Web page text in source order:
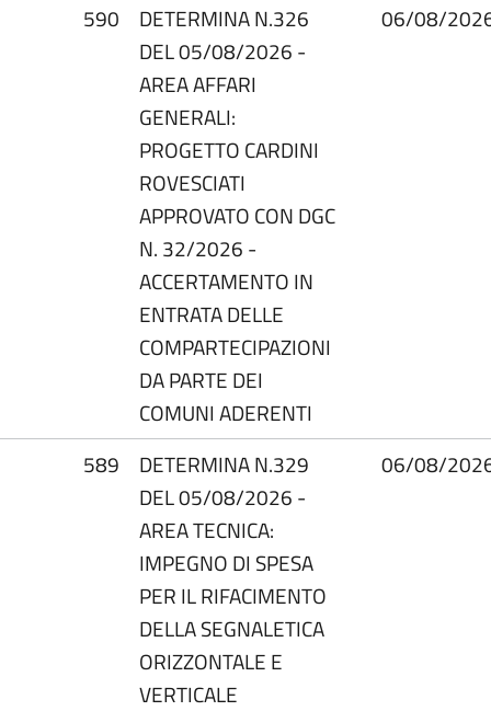
590
DETERMINA N.326
DEL 05/08/2026 -
AREA AFFARI
GENERALI:
PROGETTO CARDINI
ROVESCIATI
APPROVATO CON DGC
N. 32/2026 -
ACCERTAMENTO IN
ENTRATA DELLE
COMPARTECIPAZIONI
DA PARTE DEI
COMUNI ADERENTI
06/08/
589
DETERMINA N.329
DEL 05/08/2026 -
AREA TECNICA:
IMPEGNO DI SPESA
PER IL RIFACIMENTO
DELLA SEGNALETICA
ORIZZONTALE E
VERTICALE
06/08/